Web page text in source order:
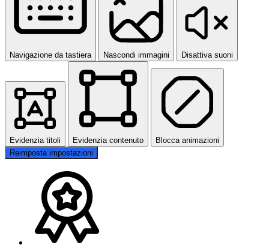
Navigazione da tastiera Nascondi immagini Disattiva suoni
Evidenzia titoli Evidenzia contenuto
Blocca animazioni
Reimposta impostazioni